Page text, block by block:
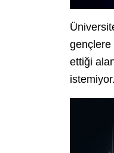
gençlere
ettiği
istemiyor.